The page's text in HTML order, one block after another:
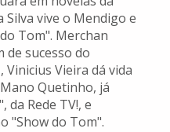
Silva vive o Mendigo e
Tom". Merchan
de sucesso do
Vieira dá vida
Quetinho, já
da Rede TV!, e
"Show do Tom".